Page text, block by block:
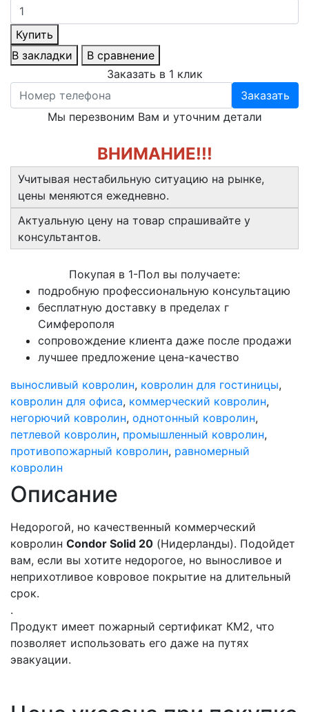
Купить
В закладки
В сравнение
Заказать в 1 клик
Заказать
Мы перезвоним Вам и уточним детали
ВНИМАНИЕ!!!
Учитывая нестабильную ситуацию на рынке,
цены меняются ежедневно.
Актуальную цену на товар спрашивайте у
консультантов.
Покупая в 1-Пол вы получаете:
подробную профессиональную консультацию
бесплатную доставку в пределах г
Симферополя
сопровождение клиента даже после продажи
лучшее предложение цена-качество
выносливый ковролин, ковролин для гостиницы,
ковролин для офиса, коммерческий ковролин,
негорючий ковролин, однотонный ковролин,
петлевой ковролин, промышленный ковролин,
противопожарный ковролин, равномерный
ковролин
Описание
Недорогой, но качественный коммерческий
ковролин Condor Solid 20 (Нидерланды). Подойдет
вам, если вы хотите недорогое, но выносливое и
неприхотливое ковровое покрытие на длительный
срок.
.
Продукт имеет пожарный сертификат КМ2, что
позволяет использовать его даже на путях
эвакуации.